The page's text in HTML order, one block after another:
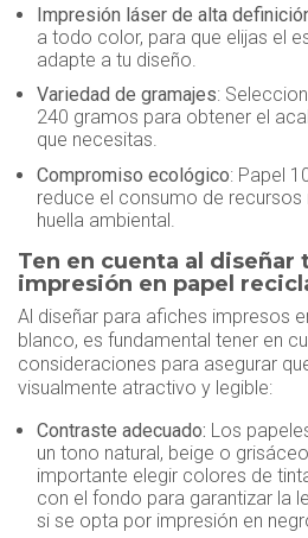
Impresión láser de alta
a todo color, para que elijas el
adapte a tu diseño.
Variedad de gramajes:
240 gramos para obtener el
que necesitas.
Compromiso ecológico: Papel
reduce el consumo de recursos
huella ambiental.
Ten en cuenta al diseñar
impresión en papel
Al diseñar para afiches impresos
blanco, es fundamental tener en
consideraciones para asegurar
visualmente atractivo y legible:
Contraste adecuado: Los
un tono natural, beige o
importante elegir colores de
con el fondo para garantizar la
si se opta por impresión en